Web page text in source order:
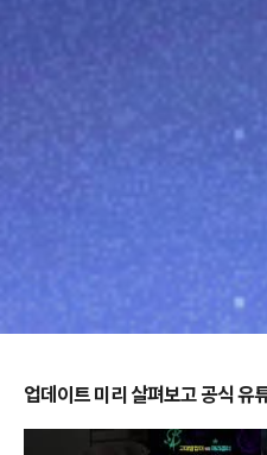
업데이트 미리 살펴보고 공식 유